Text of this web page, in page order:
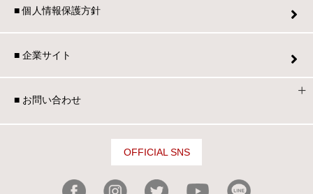
■ 個人情報保護方針
■ 企業サイト
■ お問い合わせ
OFFICIAL SNS